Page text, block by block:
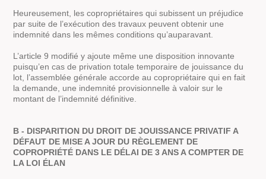
Heureusement, les copropriétaires qui subissent un préjudice
par suite de l’exécution des travaux peuvent obtenir une
indemnité dans les mêmes conditions qu’auparavant.
L’article 9 modifié y ajoute même une disposition innovante
puisqu’en cas de privation totale temporaire de jouissance du
lot, l’assemblée générale accorde au copropriétaire qui en fait
la demande, une indemnité provisionnelle à valoir sur le
montant de l’indemnité définitive.
B - DISPARITION DU DROIT DE JOUISSANCE PRIVATIF A
DÉFAUT DE MISE A JOUR DU RÈGLEMENT DE
COPROPRIÉTÉ DANS LE DÉLAI DE 3 ANS A COMPTER DE
LA LOI ÉLAN